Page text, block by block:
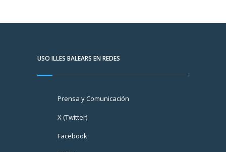
USO ILLES BALEARS EN REDES
Prensa y Comunicación
X (Twitter)
Facebook